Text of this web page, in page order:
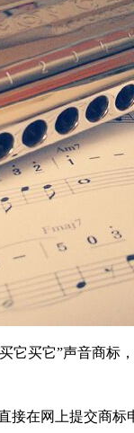
买它”声音商标
网上提交商标